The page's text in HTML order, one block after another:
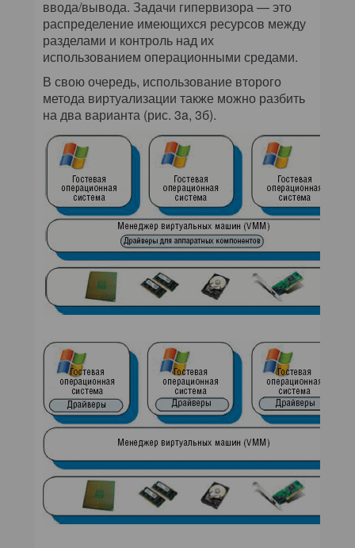
ввода/вывода. Задачи гипервизора — это
распределение имеющихся ресурсов между
разделами и контроль над их
использованием операционными средами.
В свою очередь, использование второго
метода виртуализации также можно разбить
на два варианта (рис. 3a, 3б).